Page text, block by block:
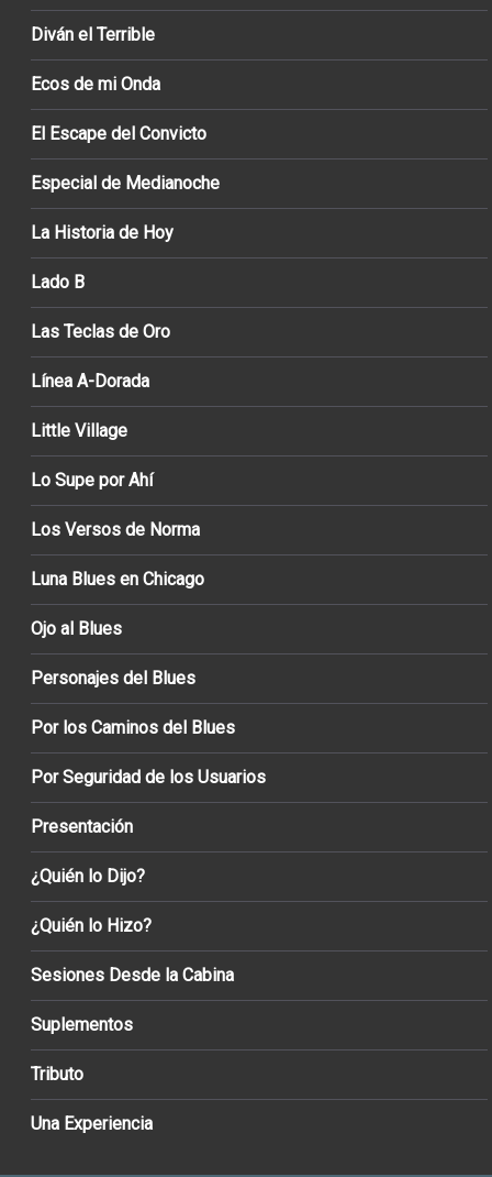
Diván el Terrible
Ecos de mi Onda
El Escape del Convicto
Especial de Medianoche
La Historia de Hoy
Lado B
Las Teclas de Oro
Línea A-Dorada
Little Village
Lo Supe por Ahí
Los Versos de Norma
Luna Blues en Chicago
Ojo al Blues
Personajes del Blues
Por los Caminos del Blues
Por Seguridad de los Usuarios
Presentación
¿Quién lo Dijo?
¿Quién lo Hizo?
Sesiones Desde la Cabina
Suplementos
Tributo
Una Experiencia